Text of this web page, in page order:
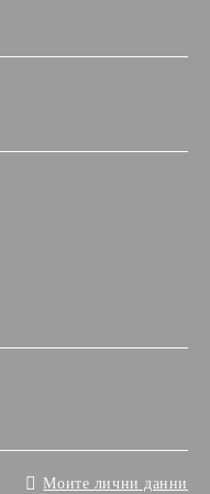
Моите лични данни